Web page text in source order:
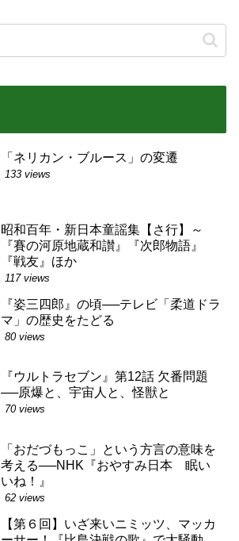
「ネリカン・ブルース」の変遷
133 views
昭和百年・新日本童謡集【さ行】～
『賽の河原地蔵和讃』『次郎物語』
『戦友』ほか
117 views
『姿三四郎』の頃──テレビ「柔道ドラ
マ」の歴史をたどる
80 views
『ウルトラセブン』第12話 欠番問題
──原爆と、宇宙人と、怪獣と
70 views
「おだづもっこ」という方言の意味を
考える──NHK『おやすみ日本 眠い
いね！』
62 views
【第６回】いざ来いニミッツ、マッカ